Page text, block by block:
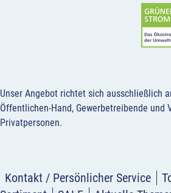
Unser Angebot richtet sich ausschließlich
Öffentlichen-Hand, Gewerbetreibende und
Privatpersonen.
Kontakt / Persönlicher Service